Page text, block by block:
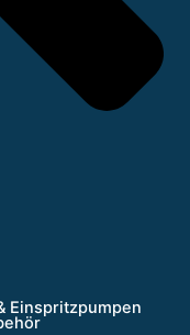
Einspritzpumpen